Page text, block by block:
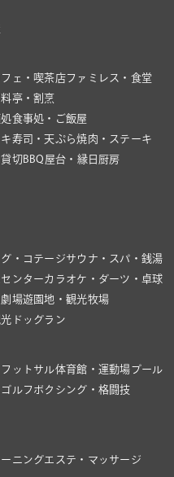
フェ・喫茶店ファミレス・食堂
料亭・割烹
食事処・ご飯屋
寿司・天ぷら焼肉・ステーキ
貸切BBQ 屋台・縁日 厨房
・コテージサウナ・スパ・銭湯
ンターカラオケ・ダーツ・卓球
場遊園地・観光牧場
ドッグラン
ットサル体育館・運動場プール
ゴルフ ボクシング・格闘技
ーニングエステ・マッサージ